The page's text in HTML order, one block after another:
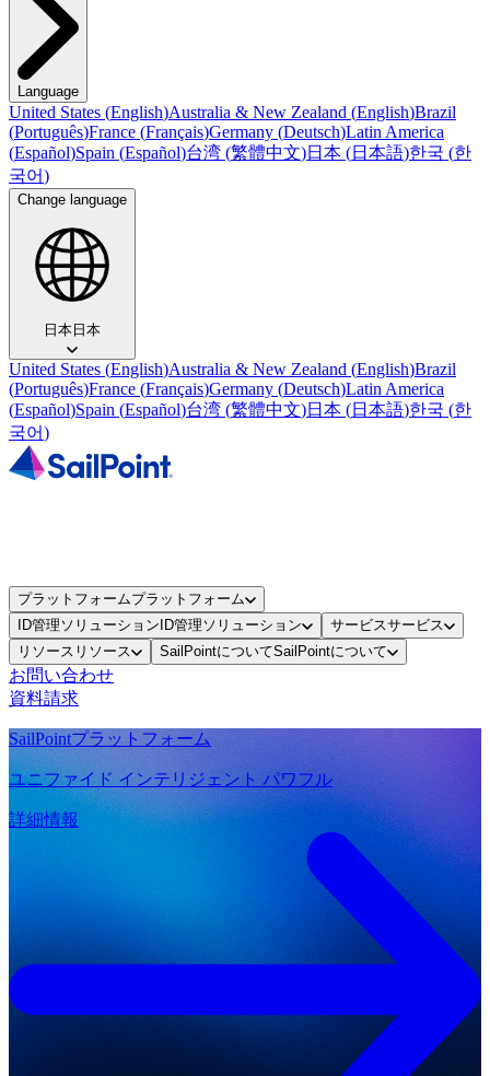
Language
United States (English)Australia & New Zealand (English)Brazil
(Português)France (Français)Germany (Deutsch)Latin America
(Español)Spain (Español)台湾 (繁體中文)日本 (日本語)한국 (한
국어)
Change language
日本日本
United States (English)Australia & New Zealand (English)Brazil
(Português)France (Français)Germany (Deutsch)Latin America
(Español)Spain (Español)台湾 (繁體中文)日本 (日本語)한국 (한
국어)
プラットフォームプラットフォーム
ID管理ソリューション ID管理ソリューション サービスサービス
リソース リソース SailPointについてSailPointについて
お問い合わせ
資料請求
SailPointプラットフォーム
ユニファイド インテリジェント パワフル
詳細情報